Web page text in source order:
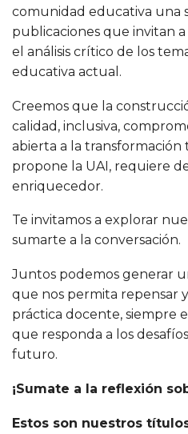
comunidad educativa una
publicaciones que invitan
el análisis crítico de los
educativa actual.
Creemos que la
calidad, inclusiva,
abierta a la transformación
propone la UAI, requiere
enriquecedor.
Te invitamos a explorar
sumarte a la conversación.
Juntos podemos generar
que nos permita repensar
práctica docente, siempre
que responda a los
futuro.
¡Sumate a la reflexión
Estos son nuestros